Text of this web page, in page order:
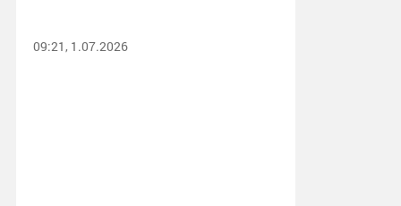
09:21, 1.07.2026